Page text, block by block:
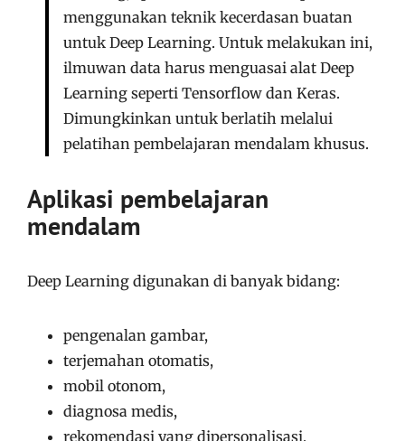
menggunakan teknik kecerdasan buatan
untuk Deep Learning. Untuk melakukan ini,
ilmuwan data harus menguasai alat Deep
Learning seperti Tensorflow dan Keras.
Dimungkinkan untuk berlatih melalui
pelatihan pembelajaran mendalam khusus.
Aplikasi pembelajaran
mendalam
Deep Learning digunakan di banyak bidang:
pengenalan gambar,
terjemahan otomatis,
mobil otonom,
diagnosa medis,
rekomendasi yang dipersonalisasi,